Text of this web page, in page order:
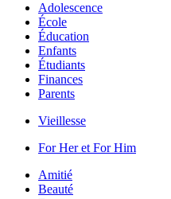
Adolescence
École
Éducation
Enfants
Étudiants
Finances
Parents
Vieillesse
For Her et For Him
Amitié
Beauté